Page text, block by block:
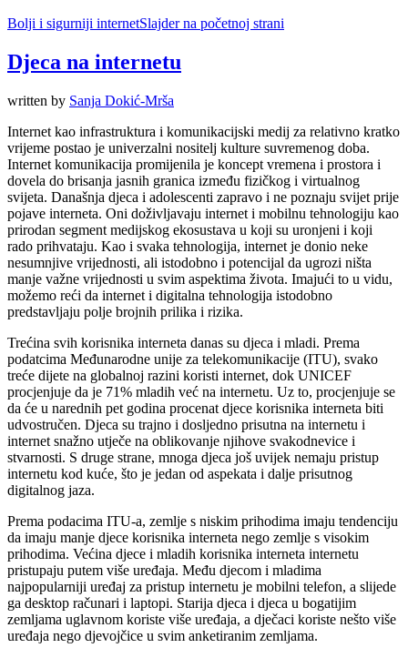
Bolji i sigurniji internetSlajder na početnoj strani
Djeca na internetu
written by Sanja Dokić-Mrša
Internet kao infrastruktura i komunikacijski medij za relativno kratko
vrijeme postao je univerzalni nositelj kulture suvremenog doba.
Internet komunikacija promijenila je koncept vremena i prostora i
dovela do brisanja jasnih granica između fizičkog i virtualnog
svijeta. Današnja djeca i adolescenti zapravo i ne poznaju svijet prije
pojave interneta. Oni doživljavaju internet i mobilnu tehnologiju kao
prirodan segment medijskog ekosustava u koji su uronjeni i koji
rado prihvataju. Kao i svaka tehnologija, internet je donio neke
nesumnjive vrijednosti, ali istodobno i potencijal da ugrozi ništa
manje važne vrijednosti u svim aspektima života. Imajući to u vidu,
možemo reći da internet i digitalna tehnologija istodobno
predstavljaju polje brojnih prilika i rizika.
Trećina svih korisnika interneta danas su djeca i mladi. Prema
podatcima Međunarodne unije za telekomunikacije (ITU), svako
treće dijete na globalnoj razini koristi internet, dok UNICEF
procjenjuje da je 71% mladih već na internetu. Uz to, procjenjuje se
da će u narednih pet godina procenat djece korisnika interneta biti
udvostručen. Djeca su trajno i dosljedno prisutna na internetu i
internet snažno utječe na oblikovanje njihove svakodnevice i
stvarnosti. S druge strane, mnoga djeca još uvijek nemaju pristup
internetu kod kuće, što je jedan od aspekata i dalje prisutnog
digitalnog jaza.
Prema podacima ITU-a, zemlje s niskim prihodima imaju tendenciju
da imaju manje djece korisnika interneta nego zemlje s visokim
prihodima. Većina djece i mladih korisnika interneta internetu
pristupaju putem više uređaja. Među djecom i mladima
najpopularniji uređaj za pristup internetu je mobilni telefon, a slijede
ga desktop računari i laptopi. Starija djeca i djeca u bogatijim
zemljama uglavnom koriste više uređaja, a dječaci koriste nešto više
uređaja nego djevojčice u svim anketiranim zemljama.